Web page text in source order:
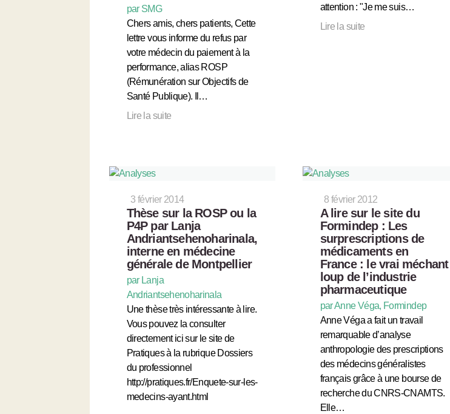
par SMG
Chers amis, chers patients, Cette
lettre vous informe du refus par
votre médecin du paiement à la
performance, alias ROSP
(Rémunération sur Objectifs de
Santé Publique). Il…
Lire la suite
attention : "Je me suis…
Lire la suite
3 février 2014
Thèse sur la ROSP ou la
P4P par Lanja
Andriantsehenoharinala,
interne en médecine
générale de Montpellier
par Lanja
Andriantsehenoharinala
Une thèse très intéressante à lire.
Vous pouvez la consulter
directement ici sur le site de
Pratiques à la rubrique Dossiers
du professionnel
http://pratiques.fr/Enquete-sur-les-
medecins-ayant.html
8 février 2012
A lire sur le site du
Formindep : Les
surprescriptions de
médicaments en
France : le vrai méchant
loup de l’industrie
pharmaceutique
par Anne Véga, Formindep
Anne Véga a fait un travail
remarquable d’analyse
anthropologie des prescriptions
des médecins généralistes
français grâce à une bourse de
recherche du CNRS-CNAMTS.
Elle…